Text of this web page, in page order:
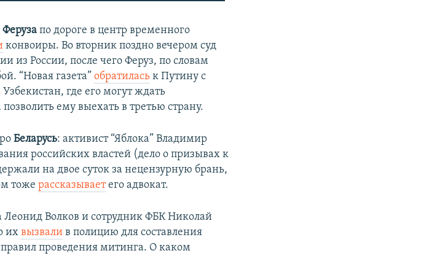
по дороге в центр временного
конвоиры. Во вторник поздно вечером суд
из России, после чего Феруз, по словам
“Новая газета”обратилась к Путину с
где его могут ждать
ему выехать в третью страну.
Беларусь: активист “Яблока” Владимир
российских властей (дело о призывах к
на двое суток за нецензурную брань,
тожерассказываетего адвокат.
Леонид Волков и сотрудник ФБК Николай
ихвызвали в полицию для составления
проведения митинга. О каком